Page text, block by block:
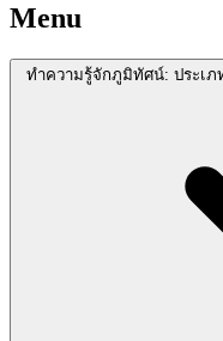
Menu
ทำความรู้จักภูมิทัศน์: ประเ